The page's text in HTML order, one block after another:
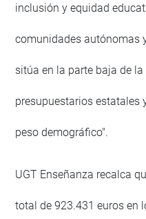
inclusión y equidad
comunidades autónomas
sitúa en la parte baja de
presupuestarios estatales
peso demográfico".
UGT Enseñanza recalca
total de 923.431 euros en